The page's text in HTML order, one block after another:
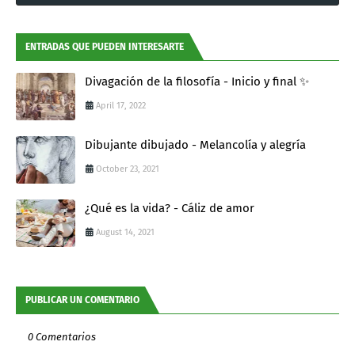
ENTRADAS QUE PUEDEN INTERESARTE
Divagación de la filosofía - Inicio y final ✨
April 17, 2022
Dibujante dibujado - Melancolía y alegría
October 23, 2021
¿Qué es la vida? - Cáliz de amor
August 14, 2021
PUBLICAR UN COMENTARIO
0 Comentarios